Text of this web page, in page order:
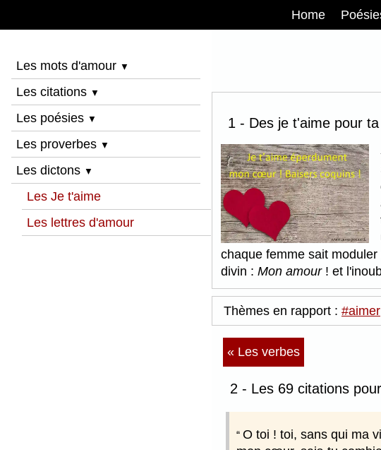
Home
Les mots d'amour ▼
Les citations ▼
Les poésies ▼
Les proverbes ▼
Les dictons ▼
Les Je t'aime
Les lettres d'amour
1 - Des je t'aime pour
chaque femme sait
divin : Mon amour! et
Thèmes en rapport : #aimer
« Les verbes
2 - Les 69 citations
O toi ! toi, sans qui ma